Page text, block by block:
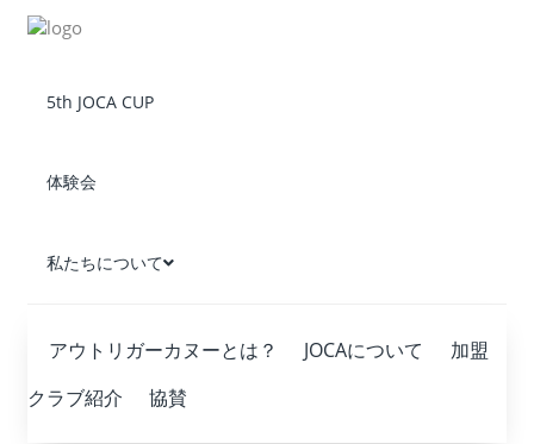
5th JOCA CUP
体験会
私たちについて
アウトリガーカヌーとは？ JOCAについて
加盟
クラブ紹介
協賛